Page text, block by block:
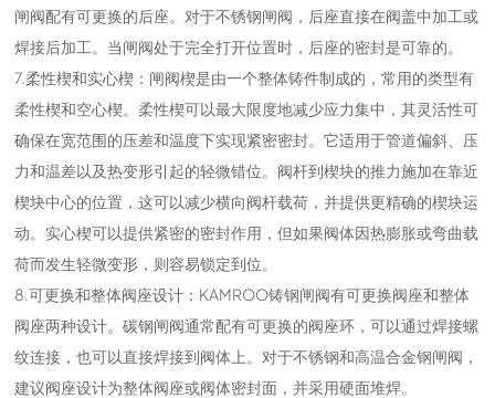
闸阀配有可更换的后座。对于不锈钢闸阀，后座直接在阀盖中加工或
焊接后加工。当闸阀处于完全打开位置时，后座的密封是可靠的。
7.柔性楔和实心楔：闸阀楔是由一个整体铸件制成的，常用的类型有
柔性楔和空心楔。柔性楔可以最大限度地减少应力集中，其灵活性可
确保在宽范围的压差和温度下实现紧密密封。它适用于管道偏斜、压
力和温差以及热变形引起的轻微错位。阀杆到楔块的推力施加在靠近
楔块中心的位置，这可以减少横向阀杆载荷，并提供更精确的楔块运
动。实心楔可以提供紧密的密封作用，但如果阀体因热膨胀或弯曲载
荷而发生轻微变形，则容易锁定到位。
8.可更换和整体阀座设计：KAMROO铸钢闸阀有可更换阀座和整体
阀座两种设计。碳钢闸阀通常配有可更换的阀座环，可以通过焊接螺
纹连接，也可以直接焊接到阀体上。对于不锈钢和高温合金钢闸阀，
建议阀座设计为整体阀座或阀体密封面，并采用硬面堆焊。